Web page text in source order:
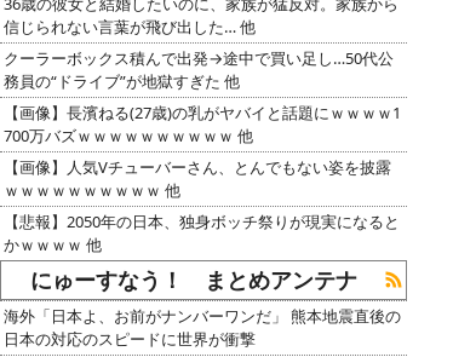
信じられない言葉が飛び出した… 他
クーラーボックス積んで出発→途中で買い足し…50代公
務員の“ドライブ”が地獄すぎた 他
【画像】長濱ねる(27歳)の乳がヤバイと話題にｗｗｗｗ1
700万バズｗｗｗｗｗｗｗｗｗｗ 他
【画像】人気Vチューバーさん、とんでもない姿を披露
ｗｗｗｗｗｗｗｗｗｗ 他
【悲報】2050年の日本、独身ボッチ祭りが現実になると
かｗｗｗｗ 他
にゅーすなう！ まとめアンテナ
海外「日本よ、お前がナンバーワンだ」 熊本地震直後の
日本の対応のスピードに世界が衝撃